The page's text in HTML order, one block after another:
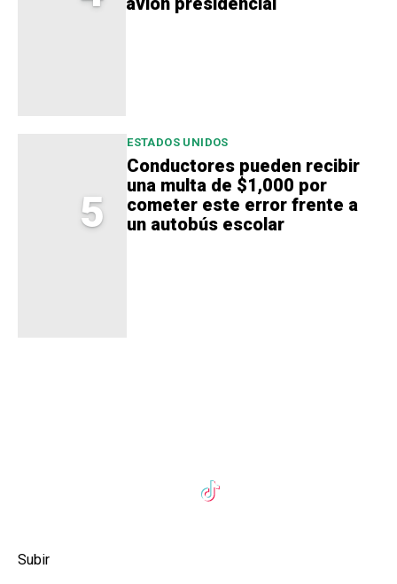
5
ESTADOS UNIDOS
Conductores pueden recibir
una multa de $1,000 por
cometer este error frente a
un autobús escolar
Subir